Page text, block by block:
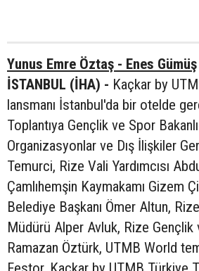
Yunus Emre Öztaş - Enes Gümüş
İSTANBUL (İHA) - Kaçkar by
lansmanı İstanbul'da bir otelde
Toplantıya Gençlik ve Spor
Organizasyonlar ve Dış İlişkiler
Temurci, Rize Vali Yardımcısı
Çamlıhemşin Kaymakamı Gizem
Belediye Başkanı Ömer Altun,
Müdürü Alper Avluk, Rize
Ramazan Öztürk, UTMB World